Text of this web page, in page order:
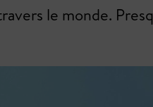
le monde.